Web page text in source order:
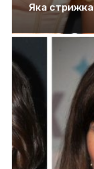
Яка стрижка